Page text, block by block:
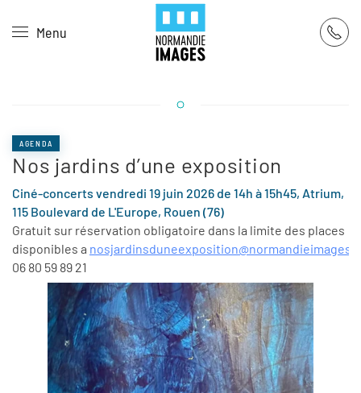
Skip to main content
Menu
AGENDA
Nos jardins d’une exposition
Ciné-concerts vendredi 19 juin 2026 de 14h à 15h45, Atrium,
115 Boulevard de L'Europe, Rouen (76)
Gratuit sur réservation obligatoire dans la limite des places
disponibles a
06 80 59 89 21
Panneau de gestion des cookies